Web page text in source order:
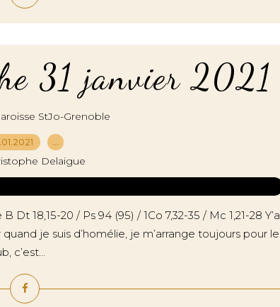
31 janvier 2021
StJo-Grenoble
…
Delaigue
18,15-20 / Ps 94 (95) / 1Co 7,32-35 / Mc 1,21-28 Y’a
je suis d’homélie, je m’arrange toujours pour le
c’est...